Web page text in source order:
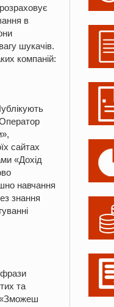
в
шукачів.
компаній:
сайтах
«Дохід
навчання
знання
фрази
та
«Зможеш